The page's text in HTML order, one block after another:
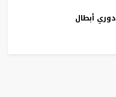
دوري أبطال